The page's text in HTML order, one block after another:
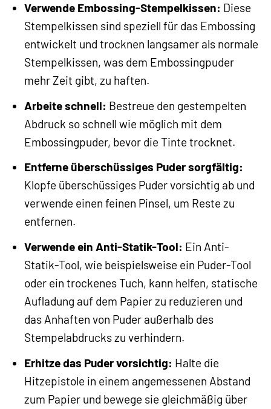
Verwende Embossing-Stempelkissen: Diese
Stempelkissen sind speziell für das Embossing
entwickelt und trocknen langsamer als normale
Stempelkissen, was dem Embossingpuder
mehr Zeit gibt, zu haften.
Arbeite schnell: Bestreue den gestempelten
Abdruck so schnell wie möglich mit dem
Embossingpuder, bevor die Tinte trocknet.
Entferne überschüssiges Puder sorgfältig:
Klopfe überschüssiges Puder vorsichtig ab und
verwende einen feinen Pinsel, um Reste zu
entfernen.
Verwende ein Anti-Statik-Tool: Ein Anti-
Statik-Tool, wie beispielsweise ein Puder-Tool
oder ein trockenes Tuch, kann helfen, statische
Aufladung auf dem Papier zu reduzieren und
das Anhaften von Puder außerhalb des
Stempelabdrucks zu verhindern.
Erhitze das Puder vorsichtig: Halte die
Hitzepistole in einem angemessenen Abstand
zum Papier und bewege sie gleichmäßig über